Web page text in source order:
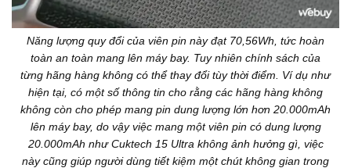
Năng lượng quy đổi của viên pin này đạt 70,56Wh, tức hoàn
toàn an toàn mang lên máy bay. Tuy nhiên chính sách của
từng hãng hàng không có thể thay đổi tùy thời điểm. Ví dụ như
hiện tại, có một số thông tin cho rằng các hãng hàng không
không còn cho phép mang pin dung lượng lớn hơn 20.000mAh
lên máy bay, do vậy việc mang một viên pin có dung lượng
20.000mAh như Cuktech 15 Ultra không ảnh hưởng gì, việc
này cũng giúp người dùng tiết kiệm một chút không gian trong